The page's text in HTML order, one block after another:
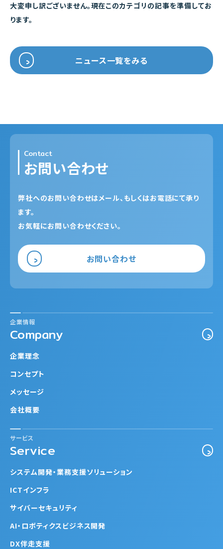
大変申し訳ございません。現在このカテゴリの記事を準備してお
ります。
ニュース一覧をみる
Contact
お問い合わせ
弊社へのお問い合わせはメール、もしくはお電話にて承り
ます。
お気軽にお問い合わせください。
お問い合わせ
企業情報
Company
企業理念
コンセプト
メッセージ
会社概要
サービス
Service
システム開発・業務支援ソリューション
ICTインフラ
サイバーセキュリティ
AI・ロボティクスビジネス開発
DX伴走支援